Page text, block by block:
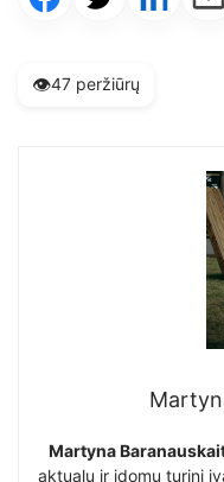
👁️47 peržiūrų
Martyna
aktualų ir įdomų turinį